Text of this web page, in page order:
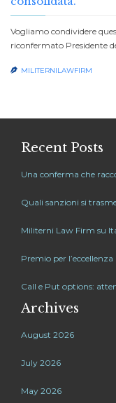
Vogliamo condividere
riconfermato Presidente
 MILITERNILAWFIRM
Recent Posts
Una conferma che
Quali sanzioni si
Militerni Law Firm su
Premio per
Call e Put options:
Archives
August 2026
July 2026
May 2026